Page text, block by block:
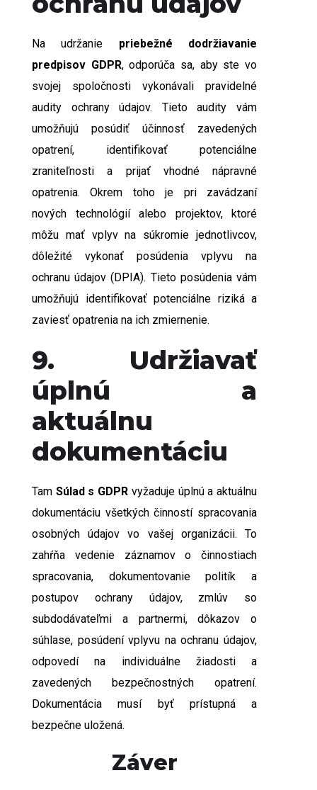
Na udržanie priebežné dodržiavanie
predpisov GDPR, odporúča sa, aby ste vo
svojej spoločnosti vykonávali pravidelné
audity ochrany údajov. Tieto audity vám
umožňujú posúdiť účinnosť zavedených
opatrení, identifikovať potenciálne
zraniteľnosti a prijať vhodné nápravné
opatrenia. Okrem toho je pri zavádzaní
nových technológií alebo projektov, ktoré
môžu mať vplyv na súkromie jednotlivcov,
dôležité vykonať posúdenia vplyvu na
ochranu údajov (DPIA). Tieto posúdenia vám
umožňujú identifikovať potenciálne riziká a
zaviesť opatrenia na ich zmiernenie.
9. Udržiavať
úplnú a
aktuálnu
dokumentáciu
Tam Súlad s GDPR vyžaduje úplnú a aktuálnu
dokumentáciu všetkých činností spracovania
osobných údajov vo vašej organizácii. To
zahŕňa vedenie záznamov o činnostiach
spracovania, dokumentovanie politík a
postupov ochrany údajov, zmlúv so
subdodávateľmi a partnermi, dôkazov o
súhlase, posúdení vplyvu na ochranu údajov,
odpovedí na individuálne žiadosti a
zavedených bezpečnostných opatrení.
Dokumentácia musí byť prístupná a
bezpečne uložená.
Záver